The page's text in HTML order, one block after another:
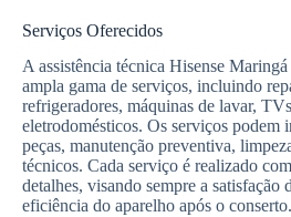
Serviços Oferecidos
A assistência técnica Hisense
ampla gama de serviços, incluindo
refrigeradores, máquinas de lavar,
eletrodomésticos. Os serviços podem
peças, manutenção preventiva,
técnicos. Cada serviço é realizado
detalhes, visando sempre a satisfação
eficiência do aparelho após o conserto.